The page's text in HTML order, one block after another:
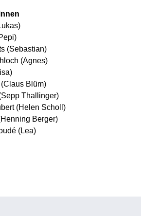
(Sebastian)
(Agnes)
Blüm)
Thallinger)
(Helen Scholl)
Berger)
(Lea)